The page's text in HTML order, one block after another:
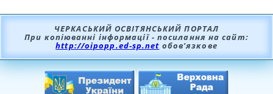
ЧЕРКАСЬКИЙ ОСВІТЯНСЬКИЙ ПОРТАЛ
При копіюванні інформації - посилання на сайт:
http://oipopp.ed-sp.net обов’язкове